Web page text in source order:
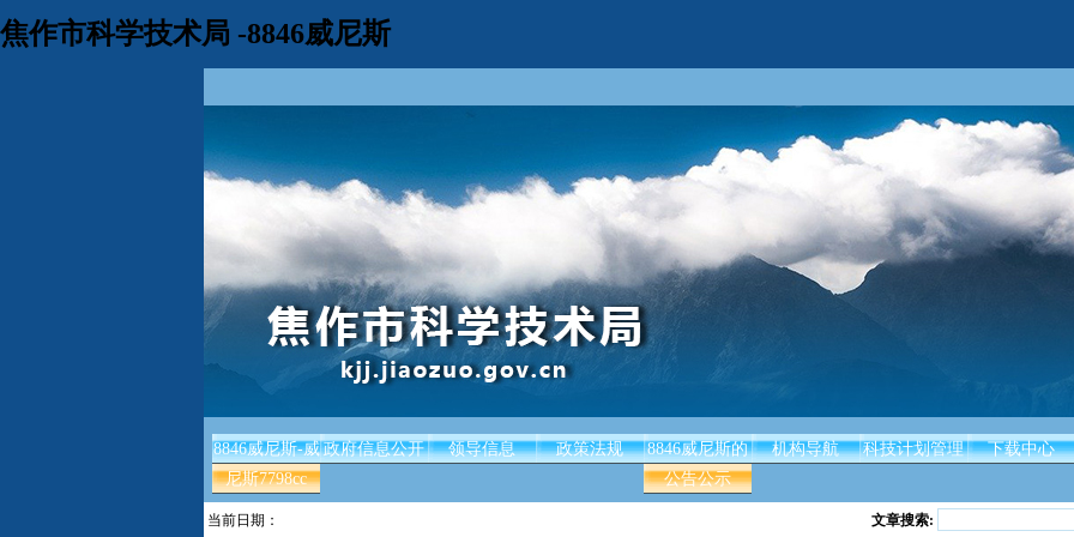
焦作市科学技术局 -8846威尼斯
8846威尼斯-威
尼斯7798cc
政府信息公开 领导信息 政策法规
8846威尼斯的
公告公示
机构导航 科技计划管理 下载中心
当前日期： 文章搜索: